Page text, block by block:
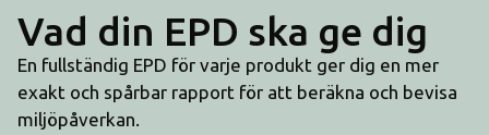
Vad din EPD ska ge dig
En fullständig EPD för varje produkt ger dig en mer
exakt och spårbar rapport för att beräkna och bevisa
miljöpåverkan.